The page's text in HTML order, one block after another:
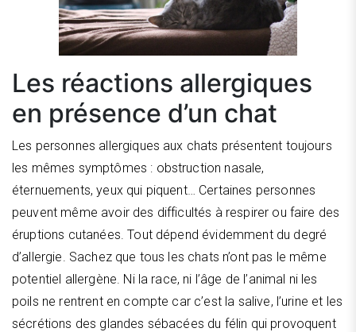
Les réactions allergiques
en présence d’un chat
Les personnes allergiques aux chats présentent toujours
les mêmes symptômes : obstruction nasale,
éternuements, yeux qui piquent… Certaines personnes
peuvent même avoir des difficultés à respirer ou faire des
éruptions cutanées. Tout dépend évidemment du degré
d’allergie. Sachez que tous les chats n’ont pas le même
potentiel allergène. Ni la race, ni l’âge de l’animal ni les
poils ne rentrent en compte car c’est la salive, l’urine et les
sécrétions des glandes sébacées du félin qui provoquent